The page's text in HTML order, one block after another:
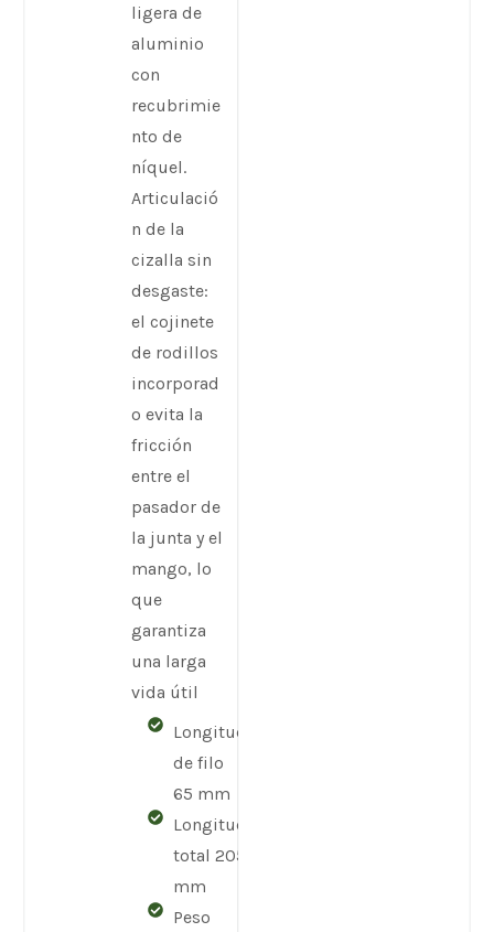
ligera de
aluminio
con
recubrimie
nto de
níquel.
Articulació
n de la
cizalla sin
desgaste:
el cojinete
de rodillos
incorporad
o evita la
fricción
entre el
pasador de
la junta y el
mango, lo
que
garantiza
una larga
vida útil
Longitud
de filo
65 mm
Longitud
total 205
mm
Peso